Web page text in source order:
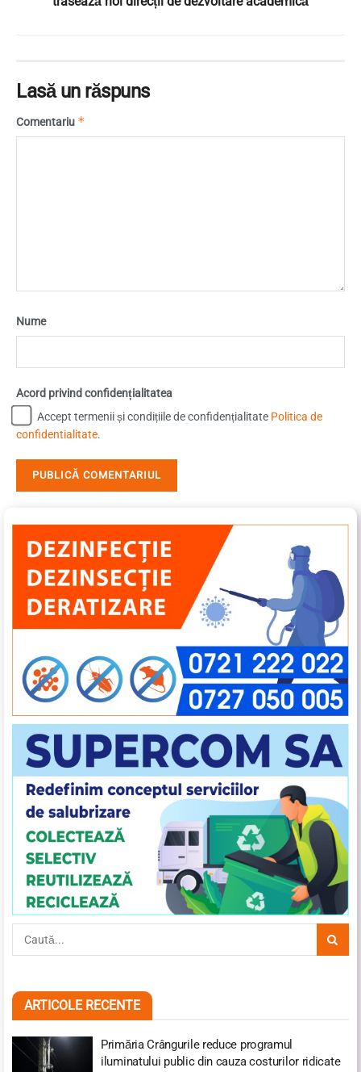
Lasă un răspuns
Comentariu *
Nume
Acord privind confidențialitatea
Accept termenii și condițiile de confidențialitate Politica de
confidentialitate.
ARTICOLE RECENTE
Primăria Crângurile reduce programul
iluminatului public din cauza costurilor ridicate